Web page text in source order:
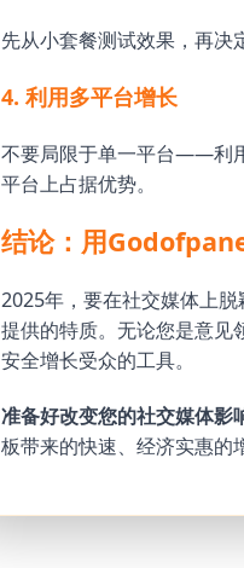
先从小套餐测试效果，再决
4. 利用多平台增长
不要局限于单一平台——利
平台上占据优势。
结论：用
2025年，要在社交媒体上
提供的特质。无论您是意见
安全增长受众的工具。
准备好改变您的社交媒体影
板带来的快速、经济实惠的